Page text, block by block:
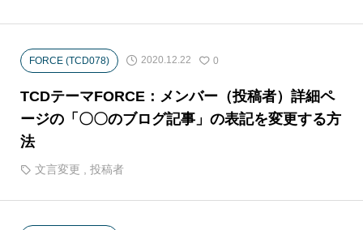
FORCE (TCD078) 2020.12.22 0
TCDテーマFORCE：メンバー（投稿者）詳細ペ
ージの「〇〇のブログ記事」の表記を変更する方
法
文言変更 , 投稿者